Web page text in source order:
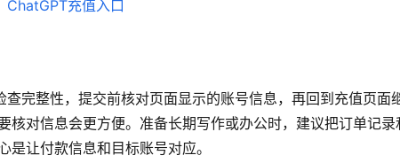
完整性，提交前核对页面显示的账号信息，再回到充值页面
核对信息会更方便。准备长期写作或办公时，建议把订单记录
让付款信息和目标账号对应。